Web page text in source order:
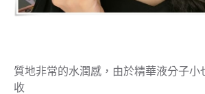
質地非常的水潤感，由於精華液分子小
收